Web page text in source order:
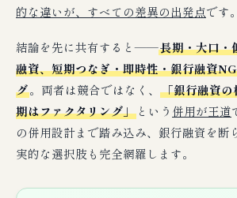
的な違いが、すべての差異の出発点です。
結論を先に共有すると——長期・大口・
融資、短期つなぎ・即時性・銀行融資
グ。両者は競合ではなく、 「銀行融資
期はファクタリング」 という 併用が王道
の併用設計まで踏み込み、銀行融資を断
実的な選択肢も完全網羅します。